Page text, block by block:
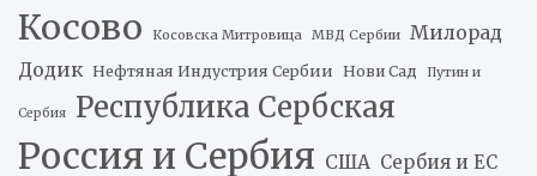
Косово Косовска Митровица МВД Сербии Милорад
Додик Нефтяная Индустрия Сербии Нови Сад Путин и
Сербия Республика Сербская
Россия и Сербия США Сербия и ЕС